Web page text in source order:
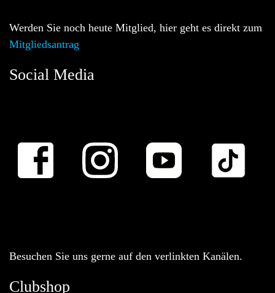
Werden Sie noch heute Mitglied, hier geht es direkt zum
Mitgliedsantrag
Social Media
Besuchen Sie uns gerne auf den verlinkten Kanälen.
Clubshop